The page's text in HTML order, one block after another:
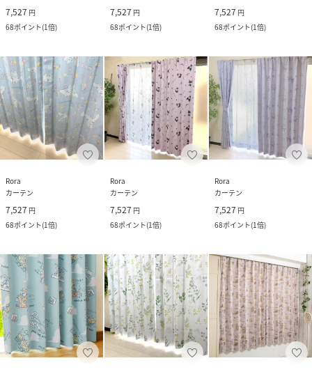
7,527 円
68ポイント(1倍)
7,527 円
68ポイント(1倍)
7,527 円
68ポイント(1倍)
Rora
カーテン
7,527 円
68ポイント(1倍)
Rora
カーテン
7,527 円
68ポイント(1倍)
Rora
カーテン
7,527 円
68ポイント(1倍)